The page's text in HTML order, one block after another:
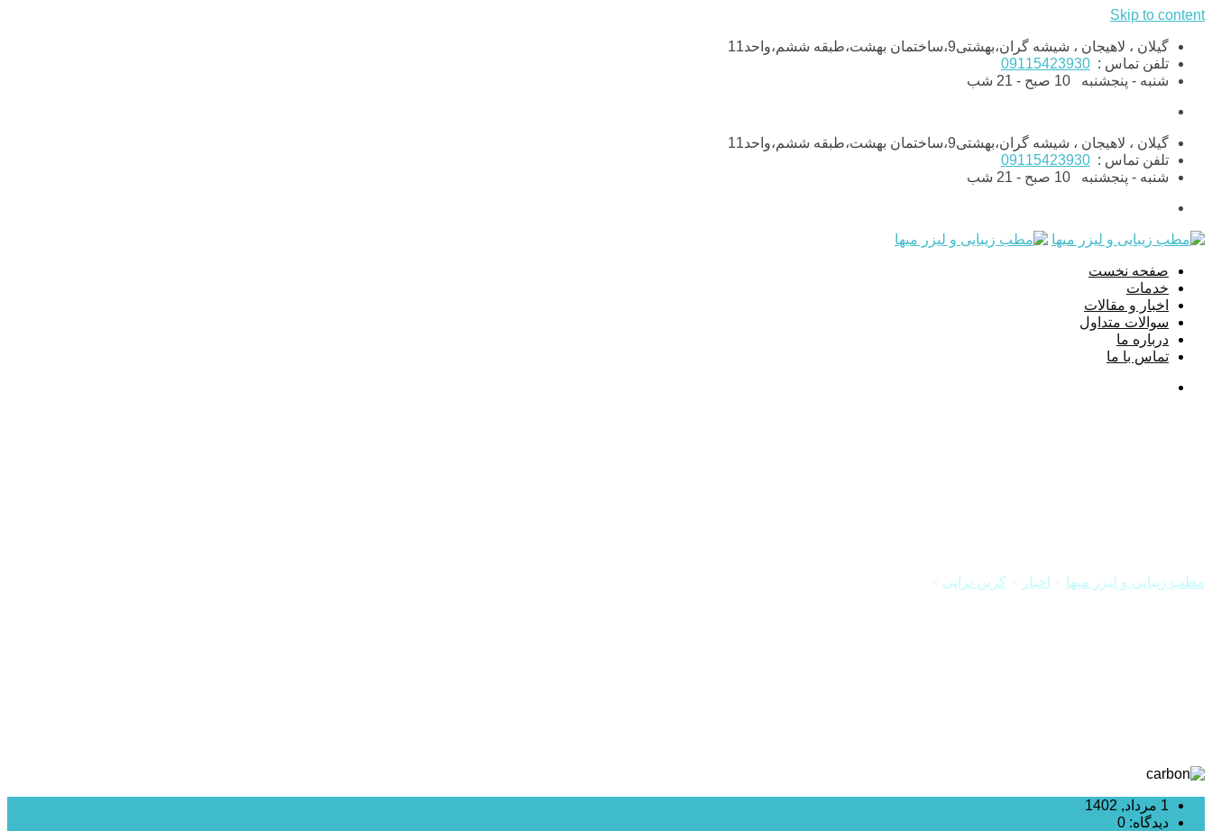
Skip to content
گیلان ، لاهیجان ، شیشه گران،بهشتی9،ساختمان بهشت،طبقه ششم،واحد11
تلفن تماس : 09115423930
شنبه - پنجشنبه
گیلان ، لاهیجان ، شیشه گران،بهشتی9،ساختمان بهشت،طبقه ششم،واحد11
تلفن تماس : 09115423930
شنبه - پنجشنبه
صفحه نخست
خدمات
اخبار و مقالات
سوالات متداول
درباره ما
تماس با ما
مطب زیبایی و لیزر میها اخبار کربن تراپی
1 مرداد, 1402
دیدگاه: 0